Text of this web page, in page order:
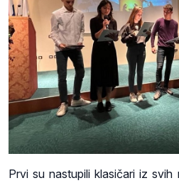
Prvi su nastupili klasičari iz